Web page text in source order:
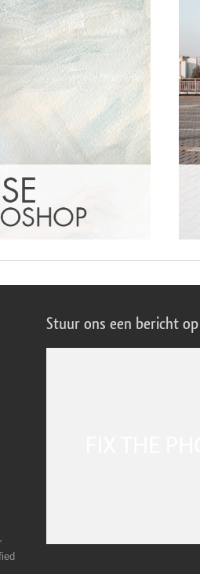
Stuur ons een bericht op